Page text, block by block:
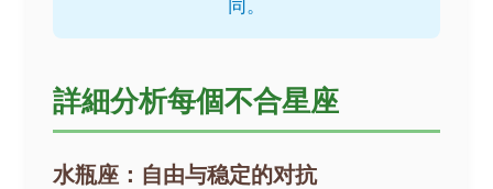
同。
詳細分析每個不合星座
水瓶座：自由与稳定的对抗